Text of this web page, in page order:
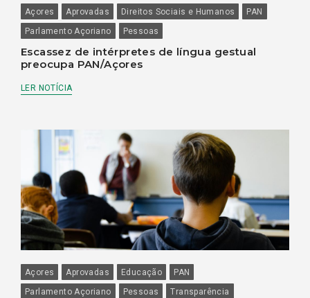
Açores Aprovadas Direitos Sociais e Humanos
PAN
Parlamento Açoriano
Pessoas
Escassez de intérpretes de língua gestual
preocupa PAN/Açores
LER NOTÍCIA
Açores Aprovadas Educação
PAN
Parlamento Açoriano
Pessoas Transparência